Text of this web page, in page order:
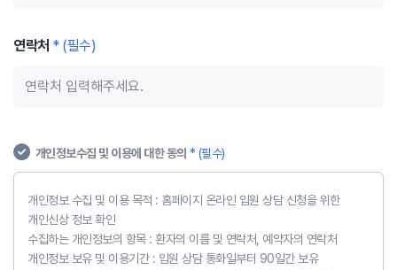
연락처 * (필수)
개인정보수집 및 이용에 대한 동의 * (필수)
개인정보 수집 및 이용 목적 : 홈페이지 온라인 입원 상담 신청을 위한
개인신상 정보 확인
수집하는 개인정보의 항목 : 환자의 이름 및 연락처, 예약자의 연락처
개인정보 보유 및 이용기간 : 입원 상담 통화일부터 90일간 보유